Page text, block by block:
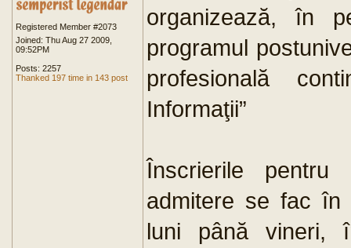
Registered Member #2073
Joined: Thu Aug 27 2009,
09:52PM
Posts: 2257
Thanked 197 time in 143 post
organizează, în
programul
profesională
Informaţii”
Înscrierile
admitere se fac în
luni până vineri,